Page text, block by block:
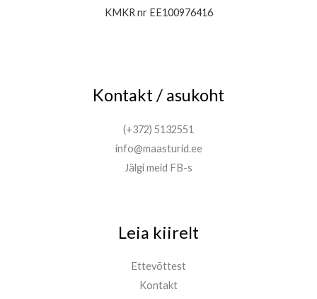
KMKR nr EE100976416
Kontakt / asukoht
(+372) 5132551
info@maasturid.ee
Jälgi meid FB-s
Leia kiirelt
Ettevõttest
Kontakt